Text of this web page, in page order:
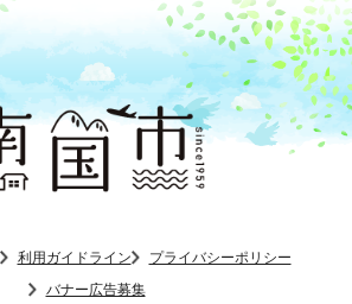
利用ガイドライン
プライバシーポリシー
バナー広告募集